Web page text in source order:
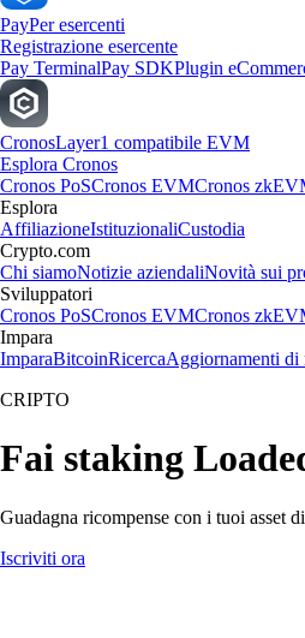
PayPer esercenti
Registrazione esercente
Pay TerminalPay SDKPlugin
CronosLayer1 compatibile EVM
Esplora Cronos
Cronos PoSCronos EVMCronos
Esplora
AffiliazioneIstituzionaliCustodia
Crypto.com
Chi siamoNotizie aziendaliNovità sui
Sviluppatori
Cronos PoSCronos EVMCronos
Impara
ImparaBitcoinRicercaAggiornamenti di
CRIPTO
Fai staking
Guadagna ricompense con i tuoi asset
Iscriviti ora